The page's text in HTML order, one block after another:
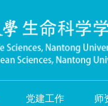
党建工作